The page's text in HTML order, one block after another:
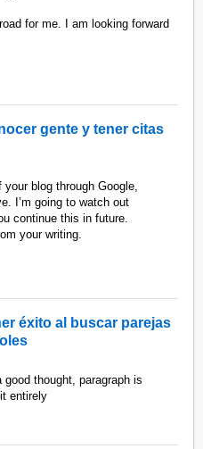
for me. I am looking forward
gente y tener citas
blog through Google,
I’m going to watch out
continue this in future.
your writing.
éxito al buscar parejas
thought, paragraph is
entirely